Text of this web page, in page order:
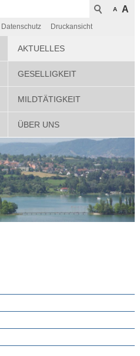
A A
Datenschutz Druckansicht
AKTUELLES
GESELLIGKEIT
MILDTÄTIGKEIT
ÜBER UNS